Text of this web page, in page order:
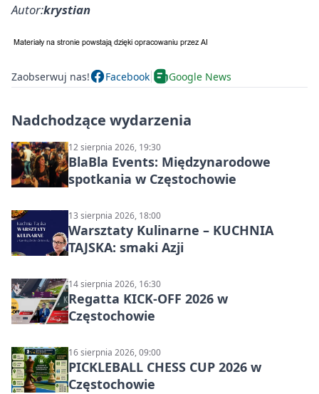
Autor:krystian
Zaobserwuj nas! Facebook Google News
Nadchodzące wydarzenia
12 sierpnia 2026, 19:30
BlaBla Events: Międzynarodowe
spotkania w Częstochowie
13 sierpnia 2026, 18:00
Warsztaty Kulinarne – KUCHNIA
TAJSKA: smaki Azji
14 sierpnia 2026, 16:30
Regatta KICK-OFF 2026 w
Częstochowie
16 sierpnia 2026, 09:00
PICKLEBALL CHESS CUP 2026 w
Częstochowie